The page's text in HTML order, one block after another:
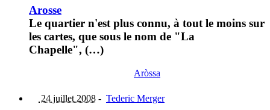
Arosse
Le quartier n'est plus connu, à tout le moins sur
les cartes, que sous le nom de "La
Chapelle", (…)
Aròssa
24 juillet 2008 - Tederic Merger